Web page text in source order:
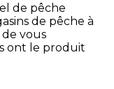
de pêche
de pêche à
vous
ont le produit